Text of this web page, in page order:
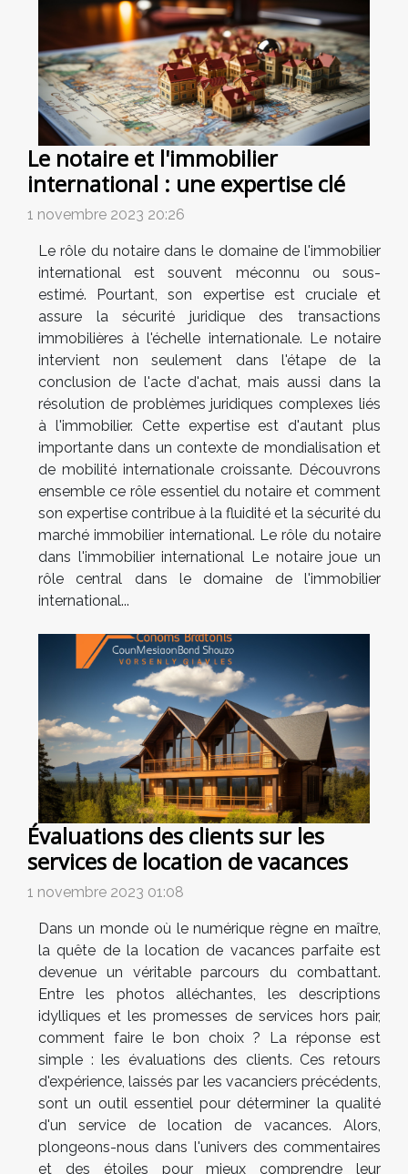
Le notaire et l'immobilier
international : une expertise clé
1 novembre 2023 20:26
Le rôle du notaire dans le domaine de l'immobilier
international est souvent méconnu ou sous-
estimé. Pourtant, son expertise est cruciale et
assure la sécurité juridique des transactions
immobilières à l'échelle internationale. Le notaire
intervient non seulement dans l'étape de la
conclusion de l'acte d'achat, mais aussi dans la
résolution de problèmes juridiques complexes liés
à l'immobilier. Cette expertise est d'autant plus
importante dans un contexte de mondialisation et
de mobilité internationale croissante. Découvrons
ensemble ce rôle essentiel du notaire et comment
son expertise contribue à la fluidité et la sécurité du
marché immobilier international. Le rôle du notaire
dans l'immobilier international Le notaire joue un
rôle central dans le domaine de l'immobilier
international...
Évaluations des clients sur les
services de location de vacances
1 novembre 2023 01:08
Dans un monde où le numérique règne en maître,
la quête de la location de vacances parfaite est
devenue un véritable parcours du combattant.
Entre les photos alléchantes, les descriptions
idylliques et les promesses de services hors pair,
comment faire le bon choix ? La réponse est
simple : les évaluations des clients. Ces retours
d'expérience, laissés par les vacanciers précédents,
sont un outil essentiel pour déterminer la qualité
d'un service de location de vacances. Alors,
plongeons-nous dans l'univers des commentaires
et des étoiles pour mieux comprendre leur